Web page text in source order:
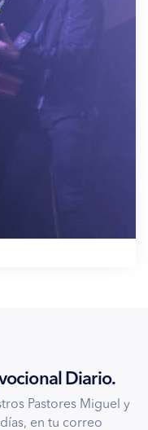
Diario.
Pastores Miguel y
en tu correo